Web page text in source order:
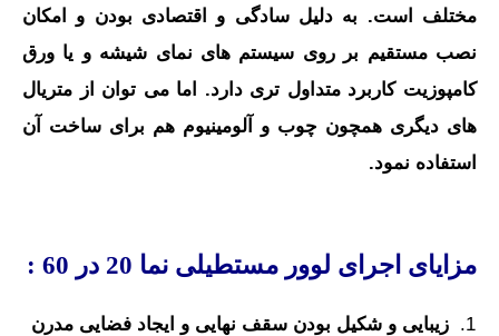
مختلف است. به دلیل سادگی و اقتصادی بودن و امکان
نصب مستقیم بر روی سیستم های نمای شیشه و یا ورق
کامپوزیت کاربرد متداول تری دارد.
اما می توان از متریال
های دیگری همچون چوب و آلومینیوم هم برای ساخت آن
استفاده نمود.
مزایای اجرای لوور مستطیلی نما 20 در 60 :
زیبایی و شکیل بودن سقف نهایی و ایجاد فضایی مدرن